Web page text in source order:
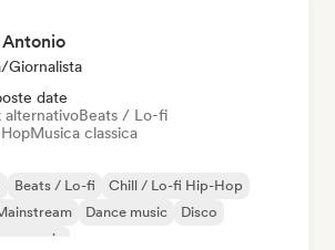
Giornalista
date
alternativoBeats / Lo-fi
Musica classica
Beats / Lo-fi
Chill / Lo-fi Hip-Hop
Dance music
Disco
music